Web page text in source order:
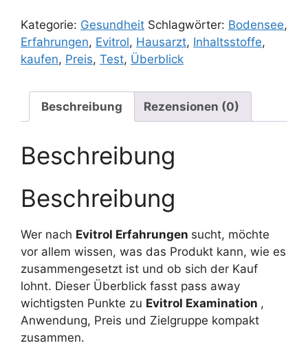
Kategorie: Gesundheit Schlagwörter: Bodensee,
Erfahrungen, Evitrol, Hausarzt, Inhaltsstoffe,
kaufen, Preis, Test, Überblick
Beschreibung Rezensionen (0)
Beschreibung
Beschreibung
Wer nach Evitrol Erfahrungen sucht, möchte
vor allem wissen, was das Produkt kann, wie es
zusammengesetzt ist und ob sich der Kauf
lohnt. Dieser Überblick fasst pass away
wichtigsten Punkte zu Evitrol Examination ,
Anwendung, Preis und Zielgruppe kompakt
zusammen.